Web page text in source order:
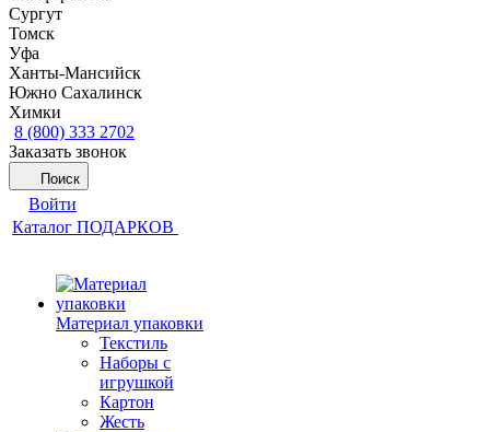
Сургут
Томск
Уфа
Ханты-Мансийск
Южно Сахалинск
Химки
8 (800) 333 2702
Заказать звонок
Поиск
Войти
Каталог ПОДАРКОВ
Материал упаковки
Текстиль
Наборы с
игрушкой
Картон
Жесть